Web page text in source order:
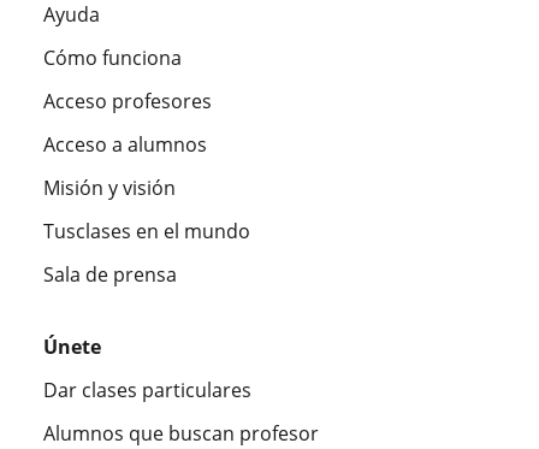
Ayuda
Cómo funciona
Acceso profesores
Acceso a alumnos
Misión y visión
Tusclases en el mundo
Sala de prensa
Únete
Dar clases particulares
Alumnos que buscan profesor